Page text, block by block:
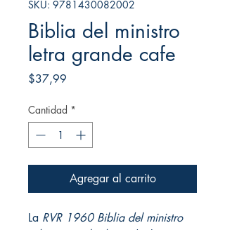
SKU: 9781430082002
Biblia del ministro
letra grande cafe
$37,99
Cantidad *
Agregar al carrito
La RVR 1960 Biblia del ministro